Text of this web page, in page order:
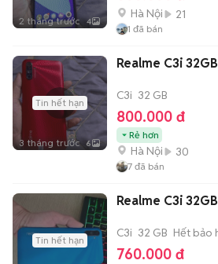
2 tháng trước 4
Hà Nội 21
1 đã bán
Tin hết hạn
3 tháng trước 6
Realme C3i
C3i 32 GB
800.000 đ
Rẻ hơn
Hà Nội 30
7 đã bán
Tin hết hạn
Realme C3i
C3i 32 GB Hết bảo
760.000 đ